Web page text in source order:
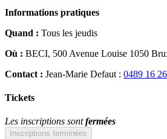
Informations pratiques
Quand : Tous les jeudis
Où : BECI, 500 Avenue Louise 1050
Contact : Jean-Marie Defaut : 0489 16
Tickets
Les inscriptions sontfermées
Inscriptions terminées